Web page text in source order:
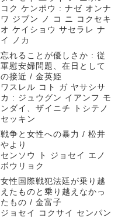
コク ケンポウ : ナゼ オンナ
ワ ジブン ノ コ ニ コクセキ
オ ケイショウ サセラレ ナ
イ ノカ
忘れることが優しさか : 従
軍慰安婦問題、在日として
の接近 / 金英姫
ワスレル コト ガ ヤサシサ
カ : ジュウグン イアンフ モ
ンダイ、ザイニチ トシテノ
セッキン
戦争と女性への暴力 / 松井
やより
センソウ ト ジョセイ エノ
ボウリョク
女性国際戦犯法廷が乗り越
えたものと乗り越えなかっ
たもの / 金富子
ジョセイ コクサイ センパン